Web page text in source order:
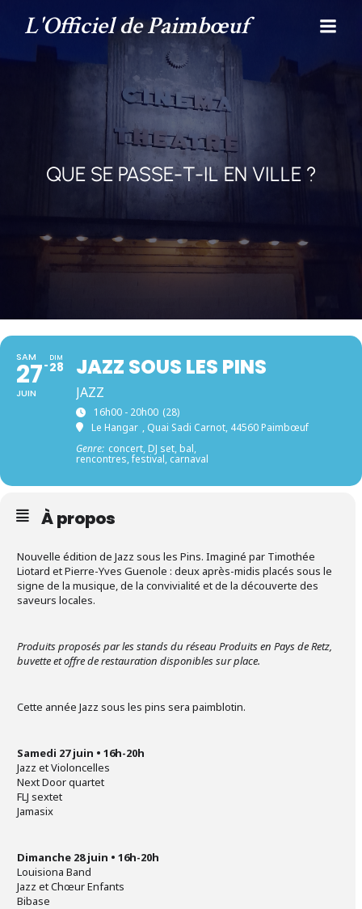
L'Officiel de Paimbœuf
QUE SE PASSE-T-IL EN VILLE ?
SAM
27
JUIN
DIM
28 JAZZ SOUS LES PINS
JAZZ
16h00 - 20h00 (28)
Le Hangar , Quai Sadi Carnot, 44560 Paimbœuf
Genre: concert, DJ set, bal,
rencontres, festival, carnaval
À propos
Nouvelle édition de Jazz sous les Pins. Imaginé par Timothée
Liotard et Pierre-Yves Guenole : deux après-midis placés sous le
signe de la musique, de la convivialité et de la découverte des
saveurs locales.
Produits proposés par les stands du réseau Produits en Pays de Retz,
buvette et offre de restauration disponibles sur place.
Cette année Jazz sous les pins sera paimblotin.
Samedi 27 juin • 16h-20h
Jazz et Violoncelles
Next Door quartet
FLJ sextet
Jamasix
Dimanche 28 juin • 16h-20h
Louisiona Band
Jazz et Chœur Enfants
Bibase